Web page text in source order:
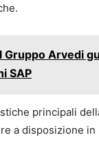
Gruppo Arvedi
SAP
principali
a disposizione in